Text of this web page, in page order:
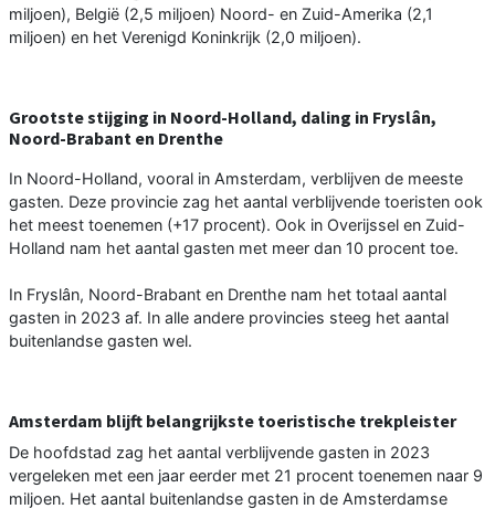
miljoen), België (2,5 miljoen) Noord- en Zuid-Amerika (2,1
miljoen) en het Verenigd Koninkrijk (2,0 miljoen).
Grootste stijging in Noord-Holland, daling in Fryslân,
Noord-Brabant en Drenthe
In Noord-Holland, vooral in Amsterdam, verblijven de meeste
gasten. Deze provincie zag het aantal verblijvende toeristen ook
het meest toenemen (+17 procent). Ook in Overijssel en Zuid-
Holland nam het aantal gasten met meer dan 10 procent toe.
In Fryslân, Noord-Brabant en Drenthe nam het totaal aantal
gasten in 2023 af. In alle andere provincies steeg het aantal
buitenlandse gasten wel.
Amsterdam blijft belangrijkste toeristische trekpleister
De hoofdstad zag het aantal verblijvende gasten in 2023
vergeleken met een jaar eerder met 21 procent toenemen naar 9
miljoen. Het aantal buitenlandse gasten in de Amsterdamse